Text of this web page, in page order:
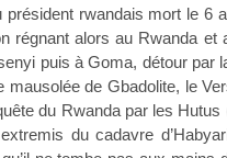
rwandais mort le 6
régnant alors au Rwanda
puis à Goma, détour par
mausolée de Gbadolite, le
du Rwanda par les
du cadavre